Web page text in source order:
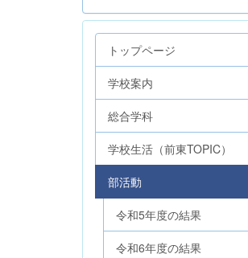
トップページ
学校案内
総合学科
学校生活（前東TOPIC）
部活動
令和5年度の結果
令和6年度の結果